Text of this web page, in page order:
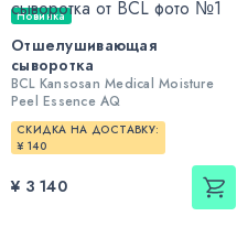
Новинка
Отшелушивающая
сыворотка
BCL Kansosan Medical Moisture
Peel Essence AQ
СКИДКА НА ДОСТАВКУ:
¥ 140
¥ 3 140